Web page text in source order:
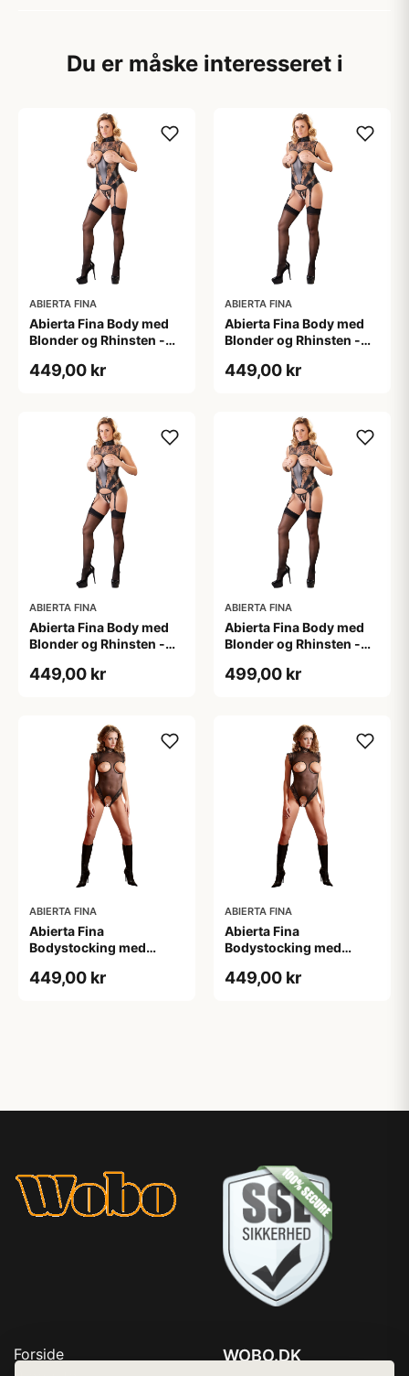
Du er måske interesseret i
ABIERTA FINA
Abierta Fina Body med
Blonder og Rhinsten -
449,00 kr
ABIERTA FINA
Abierta Fina Body med
Blonder og Rhinsten -
449,00 kr
ABIERTA FINA
Abierta Fina Body med
Blonder og Rhinsten -
449,00 kr
ABIERTA FINA
Abierta Fina Body med
Blonder og Rhinsten -
499,00 kr
ABIERTA FINA
Abierta Fina
Bodystocking med
449,00 kr
ABIERTA FINA
Abierta Fina
Bodystocking med
449,00 kr
Forside
WOBO.DK